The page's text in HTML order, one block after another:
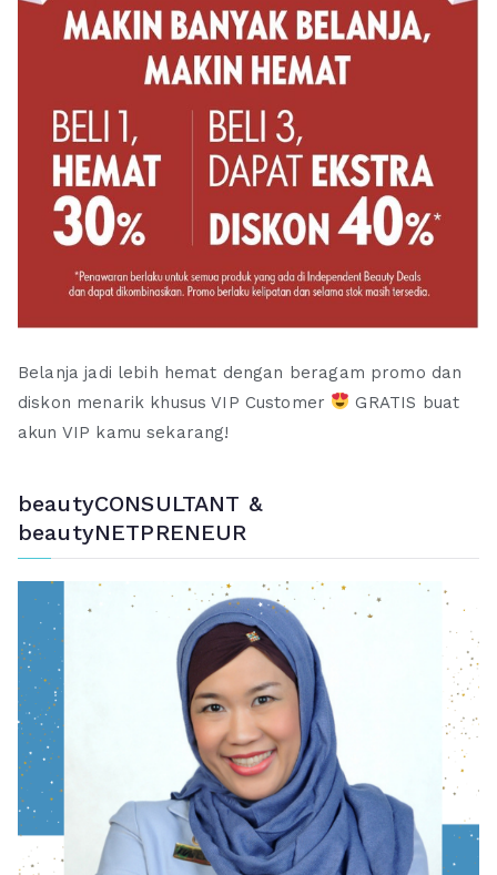
Belanja jadi lebih hemat dengan beragam promo dan
diskon menarik khusus VIP Customer
GRATIS buat
akun VIP kamu sekarang!
beautyCONSULTANT &
beautyNETPRENEUR